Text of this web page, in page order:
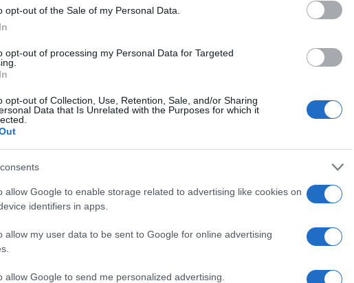
opt-out of the Sale of my Personal Data.
opt-out of processing my Personal Data for Targeted
opt-out of Collection, Use, Retention, Sale, and/or Sharing
Data that Is Unrelated with the Purposes for which it
allow Google to enable storage related to advertising like cookies on
identifiers in apps.
allow my user data to be sent to Google for online advertising
allow Google to send me personalized advertising.
szakmai fejlődésre. A
tematikus
az érdeklődők május–
részt az Artisjus
este a Capa Központban megtudhatjuk.
x A38: Fatal Error
est
a szeptemberi Zene x
egy olyan zenekart fog
2019-ben váltak
A Dalban való
Hajógyár x A38: Vecsei H.
Az augusztusi Zene x Szövegen ezúttal
kerül a középpontba, hanem egy igazi
hazai költőóriás és az ő életművére
épülő zenei projekt mutatkozik be